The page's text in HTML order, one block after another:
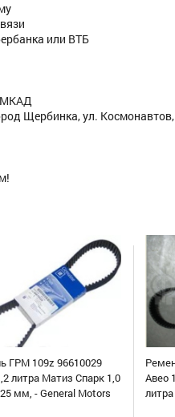
или ВТБ
МКАД
Щербинка, ул. Космонавтов,
ГРМ 109z 96610029
литра Матиз Спарк 1,0
мм, - General Motors
Авео